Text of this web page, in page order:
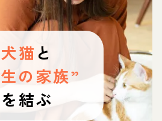
犬猫 と
の家族”
を結ぶ